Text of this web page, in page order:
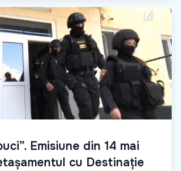
Emisiune din 14 mai
cu Destinație